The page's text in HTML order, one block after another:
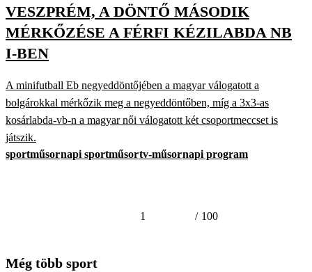
VESZPRÉM, A DÖNTŐ MÁSODIK
MÉRKŐZÉSE A FÉRFI KÉZILABDA NB
I-BEN
A minifutball Eb negyeddöntőjében a magyar válogatott a
bolgárokkal mérkőzik meg a negyeddöntőben, míg a 3x3-as
kosárlabda-vb-n a magyar női válogatott két csoportmeccset is
játszik.
sportműsornapi sportműsortv-műsornapi program
1 / 100
Még több sport